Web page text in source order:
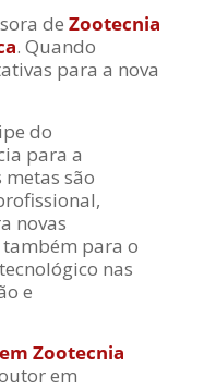
de Zootecnia
. Quando
para a nova
do
para a
são
novas
também para o
nas
e
Zootecnia
em